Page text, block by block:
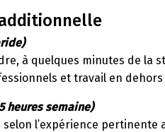
à quelques minutes de la
et travail en
heures semaine)
selon l’expérience pertinente